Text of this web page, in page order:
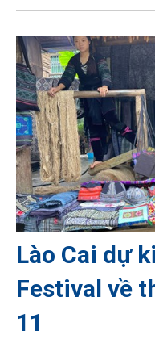
Lào Cai dự
Festival về
11